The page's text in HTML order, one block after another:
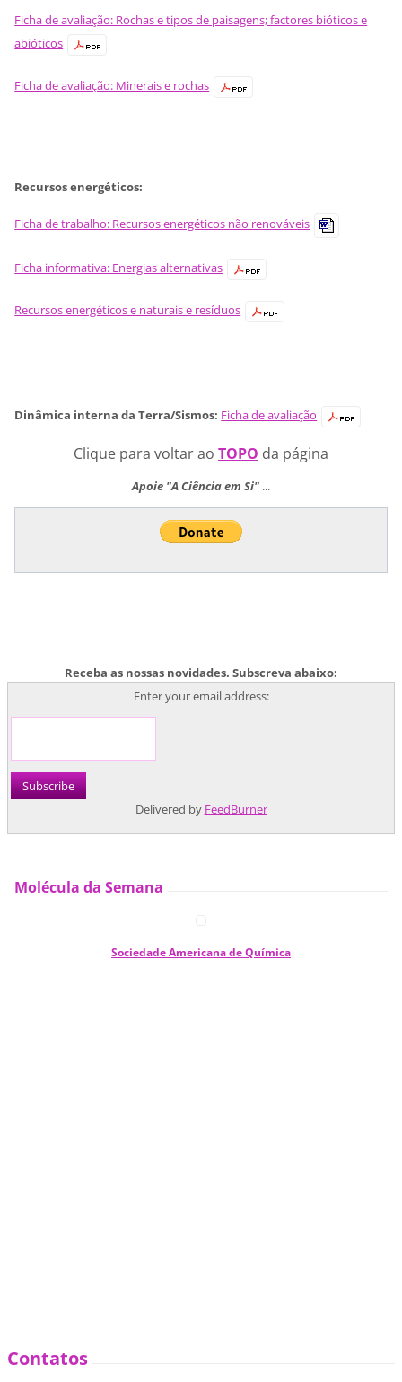
Ficha de avaliação: Rochas e tipos de paisagens; factores bióticos e
abióticos
Ficha de avaliação: Minerais e rochas
Recursos energéticos:
Ficha de trabalho: Recursos energéticos não renováveis
Ficha informativa: Energias alternativas
Recursos energéticos e naturais e resíduos
Dinâmica interna da Terra/Sismos: Ficha de avaliação
Clique para voltar ao TOPO da página
Apoie "A Ciência em Si" ...
Receba as nossas novidades. Subscreva abaixo:
Enter your email address:
Delivered by FeedBurner
Molécula da Semana
Sociedade Americana de Química
Contatos